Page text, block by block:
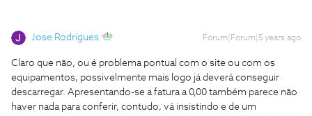
Jose Rodrigues Forum|Forum|5 years ago
Claro que não, ou é problema pontual com o site ou com os
equipamentos, possivelmente mais logo já deverá conseguir
descarregar. Apresentando-se a fatura a 0,00 também parece não
haver nada para conferir, contudo, vá insistindo e de um